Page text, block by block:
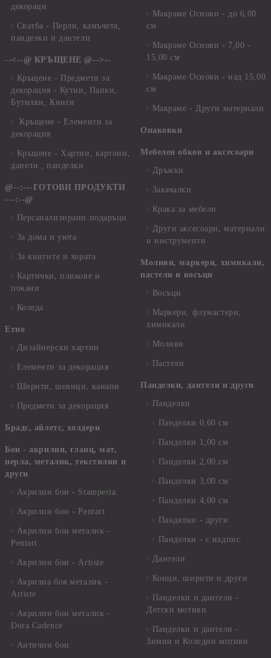
декораци
Сватба - Перли, камъчета,
панделки и дантели
--<--@ КРЪЩЕНЕ @-->--
Кръщене - Предмети за
декорация - Кутии, Папки,
Бутилки, Книги
Кръщене - Елементи за
декорация
Кръщене - Хартии, картони,
данели , панделки
@--:---ГОТОВИ ПРОДУКТИ
---:--@
Персанализирани подаръци
За дома и уюта
За книгите и хората
Картички, пликове и
покани
Коледа
Етно
Дизайнерски хартии
Елементи за декорация
Ширити, шевици, канапи
Предмети за декорация
Брадс, айлетс, холдери
Бои - акрилни, гланц, мат,
перла, металик, текстилни и
други
Акрилни бои - Stamperia
Акрилни бои - Pentart
Акрилни бои металик -
Pentart
Акрилни бои - Artiste
Акрилна боя металик -
Artiste
Акрилни бои металик -
Dora Cadence
Антични бои
Макраме Основи - до 6,00
см
Макраме Основи - 7,00 -
15,00 см
Макраме Основи - над 15,00
см
Макраме - Други материали
Опаковки
Мебелен обков и аксесоари
Дръжки
Закачалки
Крака за мебели
Други аксесоари, материали
и инструменти
Моливи, маркери, химикали,
пастели и восъци
Восъци
Маркери, флумастери,
химикали
Моливи
Пастели
Панделки, дантели и други
Панделки
Панделки 0,60 см
Панделки 1,00 см
Панделки 2,00 см
Панделки 3,00 см
Панделки 4,00 см
Панделки - други
Панделки - с надпис
Дантели
Конци, ширити и други
Панделки и дантели -
Детски мотиви
Панделки и дантели -
Зимни и Коледни мотиви